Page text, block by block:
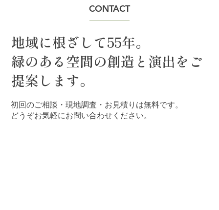
CONTACT
地域に根ざして55年。
緑のある空間の創造と演出をご
提案します。
初回のご相談・現地調査・お見積りは無料です。
どうぞお気軽にお問い合わせください。